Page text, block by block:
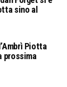
sino al
Piotta
prossima